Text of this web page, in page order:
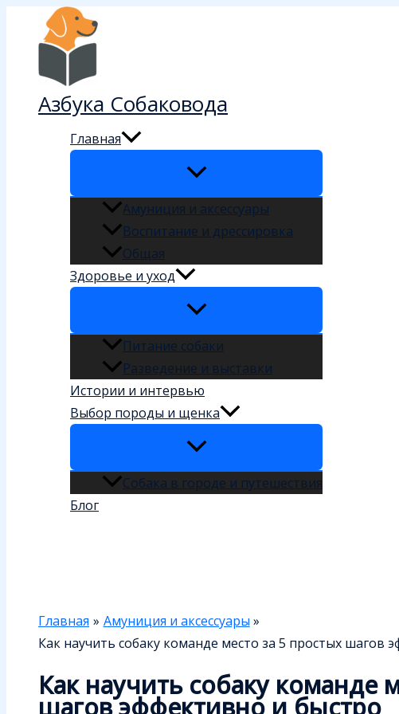
Перейти
Азбука Собаковода
Главная
Амуниция и аксессуары
Воспитание и дрессировка
Общая
Здоровье и уход
Питание собаки
Разведение и выставки
Истории и интервью
Выбор породы и щенка
Собака в городе и путешествия
Блог
Главная
Амуниция и аксессуары
Как научить собаку команде место за 5 простых шагов
Как научить собаку команде
шагов эффективно и быстро